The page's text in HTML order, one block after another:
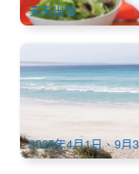
天天出發
6天 艾爾半島 &
451 已預訂
1,348.00
2025年4月1日、9月